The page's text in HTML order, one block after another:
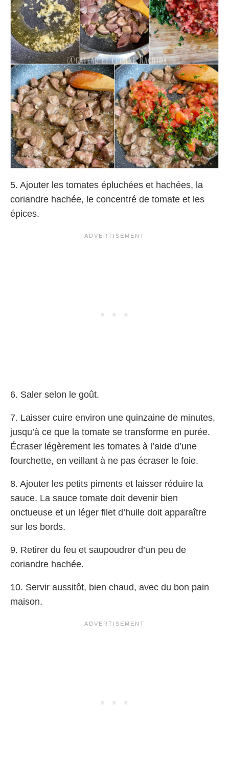
5. Ajouter les tomates épluchées et hachées, la
coriandre hachée, le concentré de tomate et les
épices.
6. Saler selon le goût.
7. Laisser cuire environ une quinzaine de minutes,
jusqu’à ce que la tomate se transforme en purée.
Écraser légèrement les tomates à l’aide d’une
fourchette, en veillant à ne pas écraser le foie.
8. Ajouter les petits piments et laisser réduire la
sauce. La sauce tomate doit devenir bien
onctueuse et un léger filet d’huile doit apparaître
sur les bords.
9. Retirer du feu et saupoudrer d’un peu de
coriandre hachée.
10. Servir aussitôt, bien chaud, avec du bon pain
maison.